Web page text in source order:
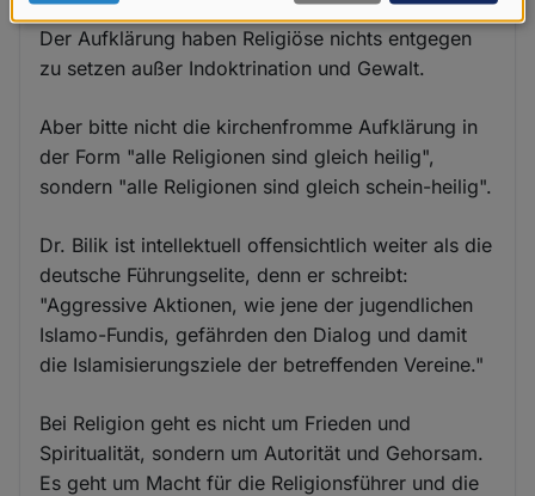
Aufklärung zu begegnen.
Der Aufklärung haben Religiöse nichts entgegen
zu setzen außer Indoktrination und Gewalt.
Aber bitte nicht die kirchenfromme Aufklärung in
der Form "alle Religionen sind gleich heilig",
sondern "alle Religionen sind gleich schein-heilig".
Dr. Bilik ist intellektuell offensichtlich weiter als die
deutsche Führungselite, denn er schreibt:
"Aggressive Aktionen, wie jene der jugendlichen
Islamo-Fundis, gefährden den Dialog und damit
die Islamisierungsziele der betreffenden Vereine."
Bei Religion geht es nicht um Frieden und
Spiritualität, sondern um Autorität und Gehorsam.
Es geht um Macht für die Religionsführer und die
Daten
und